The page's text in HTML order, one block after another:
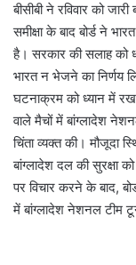
बीसीबी ने रविवार को
समीक्षा के बाद बोर्ड ने
है। सरकार की सलाह को
भारत न भेजने का निर्णय
घटनाक्रम को ध्यान में
वाले मैचों में बांग्लादेश
चिंता व्यक्त की। मौजूदा
बांग्लादेश दल की सुरक्षा
पर विचार करने के बाद,
में बांग्लादेश नेशनल टीम